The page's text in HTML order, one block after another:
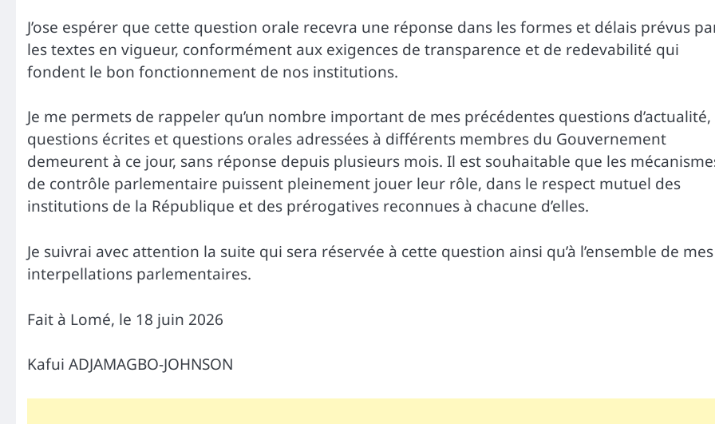
J’ose espérer que cette question orale recevra une réponse dans les formes et délais prévus
les textes en vigueur, conformément aux exigences de transparence et de redevabilité qui
fondent le bon fonctionnement de nos institutions.
Je me permets de rappeler qu’un nombre important de mes précédentes questions d’actualité,
questions écrites et questions orales adressées à différents membres du Gouvernement
demeurent à ce jour, sans réponse depuis plusieurs mois. Il est souhaitable que les
de contrôle parlementaire puissent pleinement jouer leur rôle, dans le respect mutuel des
institutions de la République et des prérogatives reconnues à chacune d’elles.
Je suivrai avec attention la suite qui sera réservée à cette question ainsi qu’à l’ensemble de mes
interpellations parlementaires.
Fait à Lomé, le 18 juin 2026
Kafui ADJAMAGBO-JOHNSON